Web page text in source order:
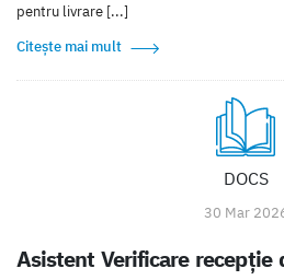
pentru livrare [...]
Citește mai mult
DOCS
30 Mar
Asistent Verificare recepție